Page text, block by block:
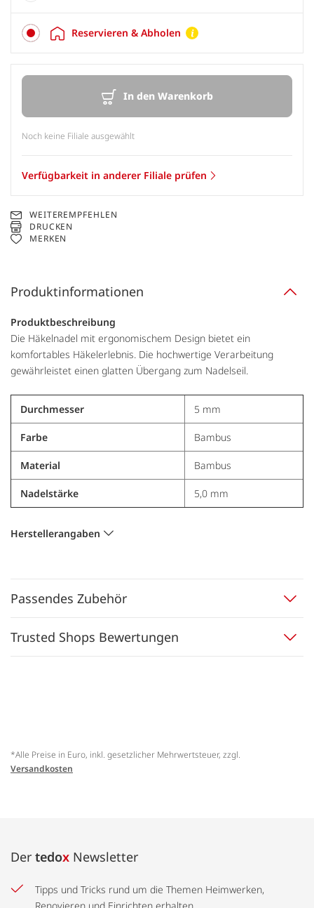
Reservieren & Abholen
In den Warenkorb
Noch keine Filiale ausgewählt
Verfügbarkeit in anderer Filiale prüfen
WEITEREMPFEHLEN
DRUCKEN
MERKEN
Produktinformationen
Produktbeschreibung
Die Häkelnadel mit ergonomischem Design bietet ein
komfortables Häkelerlebnis. Die hochwertige Verarbeitung
gewährleistet einen glatten Übergang zum Nadelseil.
Durchmesser 5 mm
Farbe Bambus
Material Bambus
Nadelstärke 5,0 mm
Herstellerangaben
Passendes Zubehör
Trusted Shops Bewertungen
*Alle Preise in Euro, inkl. gesetzlicher Mehrwertsteuer, zzgl.
Versandkosten
Der tedox Newsletter
Tipps und Tricks rund um die Themen Heimwerken,